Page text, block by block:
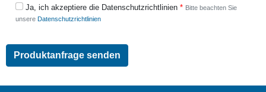
Ja, ich akzeptiere die Datenschutzrichtlinien
Bitte beachten Sie
unsere Datenschutzrichtlinien